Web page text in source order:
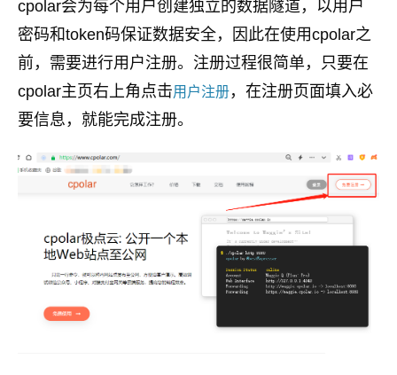
cpolar会为每个用户创建独立的数据隧道，以用户
密码和token码保证数据安全，因此在使用cpolar之
前，需要进行用户注册。注册过程很简单，只要在
cpolar主页右上角点击用户注册，在注册页面填入必
要信息，就能完成注册。